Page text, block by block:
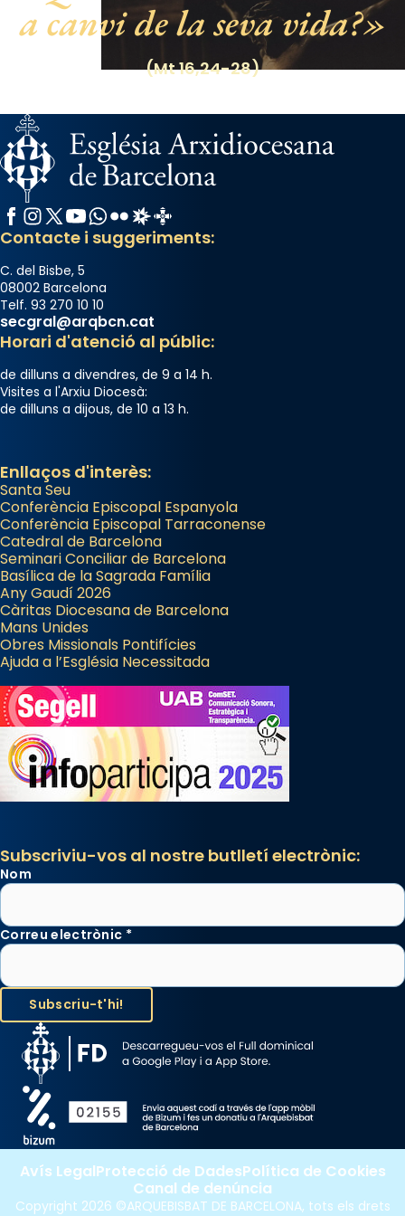
segons una dita popular.
Photo
Share
a canvi de la seva vida?
(Mt 16,24-28)
Facebook
Instagram
X / Twitter
YouTube
WhatsApp
FlickrRadio Estel
Catalunya Cristiana
Contacte i suggeriments:
C. del Bisbe, 5
08002 Barcelona
Telf. 93 270 10 10
secgral@arqbcn.cat
Horari d'atenció al públic:
de dilluns a divendres, de 9 a 14 h.
Visites a l'Arxiu Diocesà:
de dilluns a dijous, de 10 a 13 h.
Enllaços d'interès:
Santa Seu
Conferència Episcopal Espanyola
Conferència Episcopal Tarraconense
Catedral de Barcelona
Seminari Conciliar de Barcelona
Basílica de la Sagrada Família
Any Gaudí 2026
Càritas Diocesana de Barcelona
Mans Unides
Obres Missionals Pontifícies
Ajuda a l’Església Necessitada
Subscriviu-vos al nostre butlletí electrònic:
Nom
Correu electrònic *
Copyright 2026 ©ARQUEBISBAT DE BARCELONA, tots els drets
Avís LegalProtecció de DadesPolítica de Cookies
Canal de denúncia